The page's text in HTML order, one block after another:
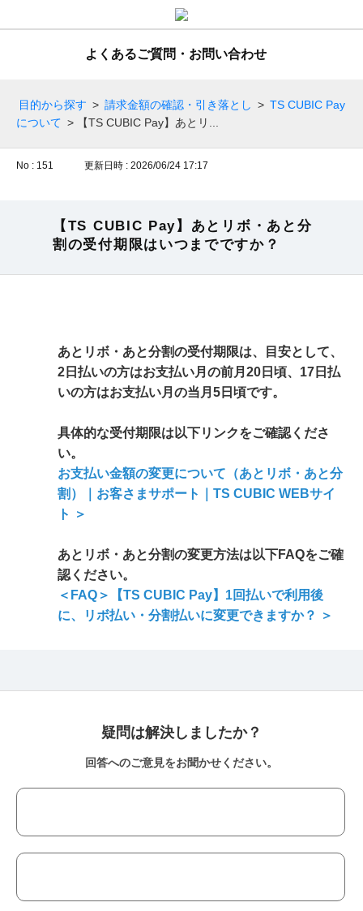
よくあるご質問・お問い合わせ
目的から探す > 請求金額の確認・引き落とし > TS CUBIC Pay
について > 【TS CUBIC Pay】あとリ...
No : 151 更新日時 : 2026/06/24 17:17
【TS CUBIC Pay】あとリボ・あと分
割の受付期限はいつまでですか？
あとリボ・あと分割の受付期限は、目安として、
2日払いの方はお支払い月の前月20日頃、17日払
いの方はお支払い月の当月5日頃です。
具体的な受付期限は以下リンクをご確認くださ
い。
お支払い金額の変更について（あとリボ・あと分
割）｜お客さまサポート｜TS CUBIC WEBサイ
ト ＞
あとリボ・あと分割の変更方法は以下FAQをご確
認ください。
＜FAQ＞【TS CUBIC Pay】1回払いで利用後
に、リボ払い・分割払いに変更できますか？ ＞
疑問は解決しましたか？
回答へのご意見をお聞かせください。